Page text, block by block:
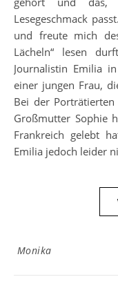
Lesegeschmack
und freute mich
Lächeln“ lesen
Journalistin Emilia
einer jungen Frau,
Bei der
Großmutter Sophie
Frankreich gelebt
Emilia jedoch leider
Monika